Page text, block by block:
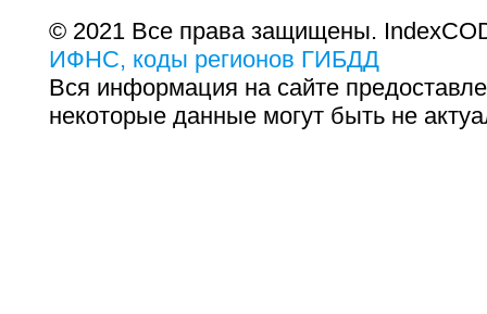
© 2021 Все права защищены.
ИФНС, коды регионов ГИБДД
Вся информация на сайте
некоторые данные могут быть не